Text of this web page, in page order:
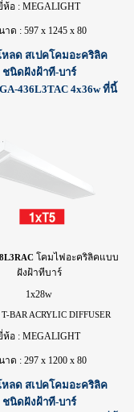
ห้อ : MEGALIGHT
าด : 597 x 1245 x 80
หลด สเปคโคมอะคริลิค
ชนิดฝังฝ้าที-บาร์
436L3TAC 4x36w ที่นี้
โคมไฟ อะคริลิคแบบ
ฝังฝ้าทีบาร์
1x28w
T-BAR ACRYLIC DIFFUSER
ห้อ : MEGALIGHT
าด : 297 x 1200 x 80
หลด สเปคโคมอะคริลิค
ชนิดฝังฝ้าที-บาร์